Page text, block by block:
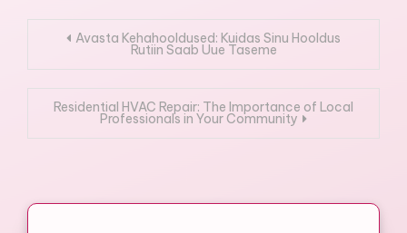
Post
navigation
Avasta Kehahooldused: Kuidas Sinu Hooldus
Rutiin Saab Uue Taseme
Residential HVAC Repair: The Importance of Local
Professionals in Your Community